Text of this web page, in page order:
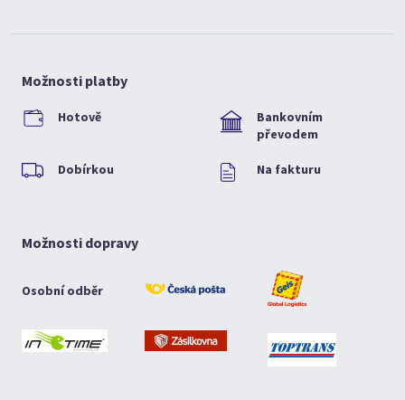
Možnosti platby
Hotově
Bankovním
převodem
Dobírkou Na fakturu
Možnosti dopravy
Osobní odběr